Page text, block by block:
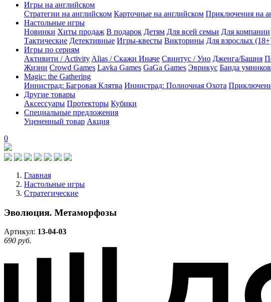
Игры на английском
Стратегии на английском Карточные на английском Приключения на
Настольные игры
Новинки Хиты продаж В подарок Детям Для всей семьи Для компании
Тактические Детективные Игры-квесты Викторины Для взрослых
Игры по сериям
Активити / Activity Alias / Скажи Иначе Свинтус / Уно Дженга/Башня
Жизни Crowd Games Lavka Games GaGa Games Эврикус Банда умников
Magic: the Gathering
Иннистрад: Багровая Клятва Иннистрад: Полночная Охота
Другие товары
Аксессуары Протекторы Кубики
Специальные предложения
Уцененный товар Акция
0
Главная
Настольные игры
Стратегические
Эволюция. Метаморфозы
Артикул: 13-04-03
690 руб.